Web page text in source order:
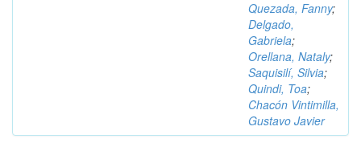
Quezada, Fanny;
Delgado,
Gabriela;
Orellana, Nataly;
Saquisilí, Silvia;
Quindi, Toa;
Chacón Vintimilla,
Gustavo Javier